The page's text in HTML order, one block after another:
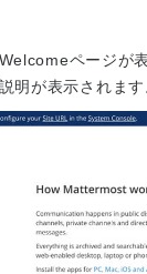
ページが
明が表示されます